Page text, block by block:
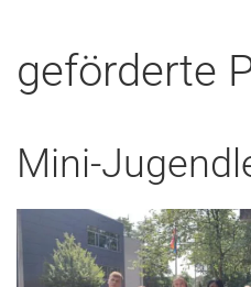
geförderte
Mini-